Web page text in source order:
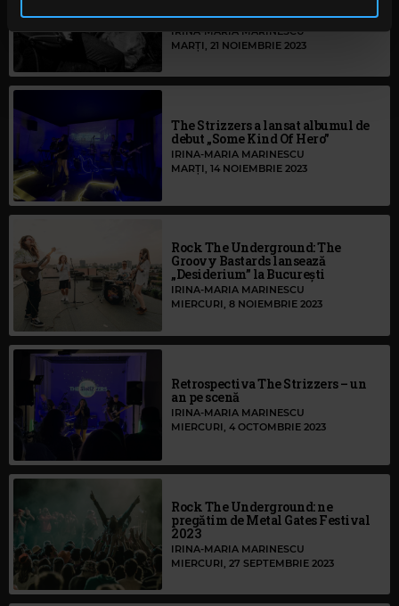
continuați să utilizați website-ul nostru, sunteți de acord
cu utilizarea modulelor noastre cookie.
„Electrocasnic”
IRINA-MARIA MARINESCU
MARȚI, 21 NOIEMBRIE 2023
The Strizzers a lansat albumul de
debut „Some Kind Of Hero”
IRINA-MARIA MARINESCU
MARȚI, 14 NOIEMBRIE 2023
Rock The Underground: The
Groovy Bastards lansează
„Desiderium” la București
IRINA-MARIA MARINESCU
MIERCURI, 8 NOIEMBRIE 2023
Retrospectiva The Strizzers – un
an pe scenă
IRINA-MARIA MARINESCU
MIERCURI, 4 OCTOMBRIE 2023
Rock The Underground: ne
pregătim de Metal Gates Festival
2023
IRINA-MARIA MARINESCU
MIERCURI, 27 SEPTEMBRIE 2023